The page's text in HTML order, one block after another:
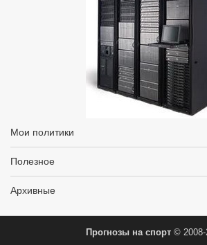
Мои политики
Полезное
Архивные
Прогнозы на спорт© 2008-